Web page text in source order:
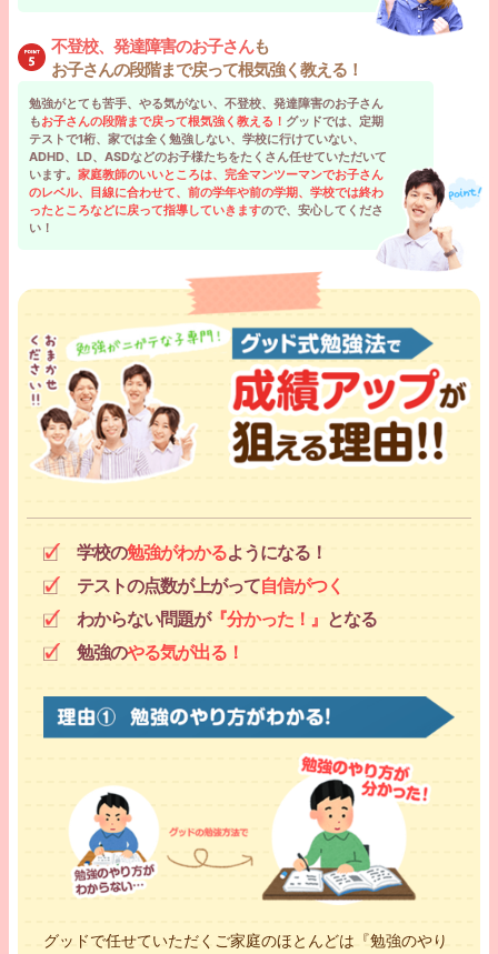
不登校、発達障害のお子さんも
お子さんの段階まで戻って根気強く教える！
勉強がとても苦手、やる気がない、不登校、発達障害のお子さん
もお子さんの段階まで戻って根気強く教える！ グッドでは、定期
テストで1桁、家では全く勉強しない、学校に行けていない、
ADHD、LD、ASDなどのお子様たちをたくさん任せていただいて
います。 家庭教師のいいところは、完全マンツーマンでお子さん
のレベル、目線に合わせて、前の学年や前の学期、学校では終わ
ったところなどに戻って指導していきますので、安心してくださ
い！
学校の勉強がわかるようになる！
テストの点数が上がって自信がつく
わからない問題が『分かった！』 となる
勉強のやる気が出る！
グッドで任せていただくご家庭のほとんどは『勉強のやり